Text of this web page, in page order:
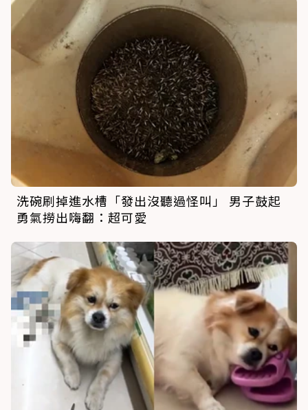
洗碗刷掉進水槽「發出沒聽過怪叫」 男子鼓起
勇氣撈出嗨翻：超可愛